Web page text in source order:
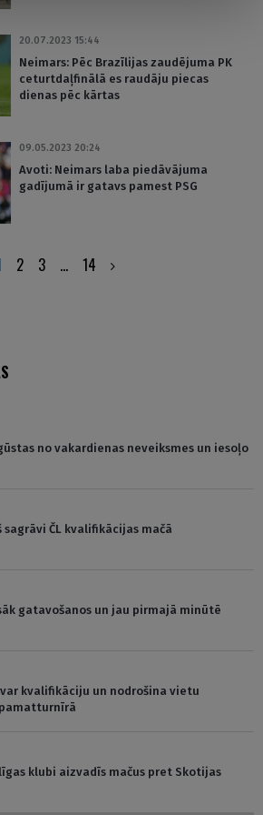
20.07.2023 15:44
Neimars: Pēc Brazīlijas zaudējuma PK
ceturtdaļfinālā es raudāju piecas
dienas pēc kārtas
09.05.2023 20:24
Avoti: Neimars laba piedāvājuma
gadījumā ir gatavs pamest PSG
2 3 … 14
no vakardienas neveiksmes un iesoļo
ČL kvalifikācijas mačā
gatavošanos un jau pirmajā minūtē
kvalifikāciju un nodrošina vietu
pamatturnīrā
klubi aizvadīs mačus pret Skotijas